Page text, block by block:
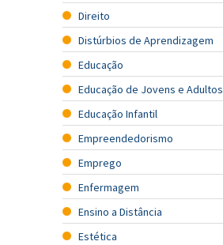
Direito
Distúrbios de Aprendizagem
Educação
Educação de Jovens e Adultos
Educação Infantil
Empreendedorismo
Emprego
Enfermagem
Ensino a Distância
Estética